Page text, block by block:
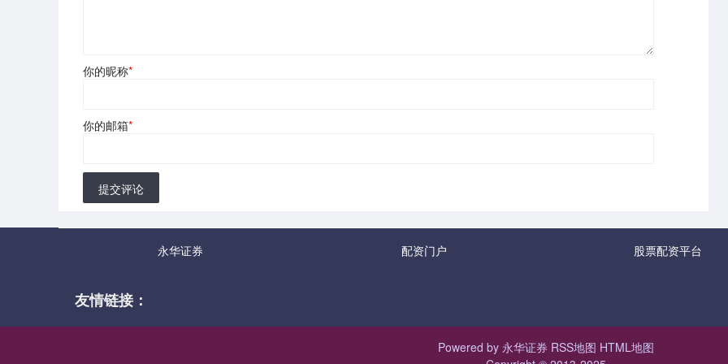
你的昵称*
你的邮箱*
提交评论
永华证券 配资门户 股票配资平台
友情链接：
Powered by 永华证券 RSS地图 HTML地图